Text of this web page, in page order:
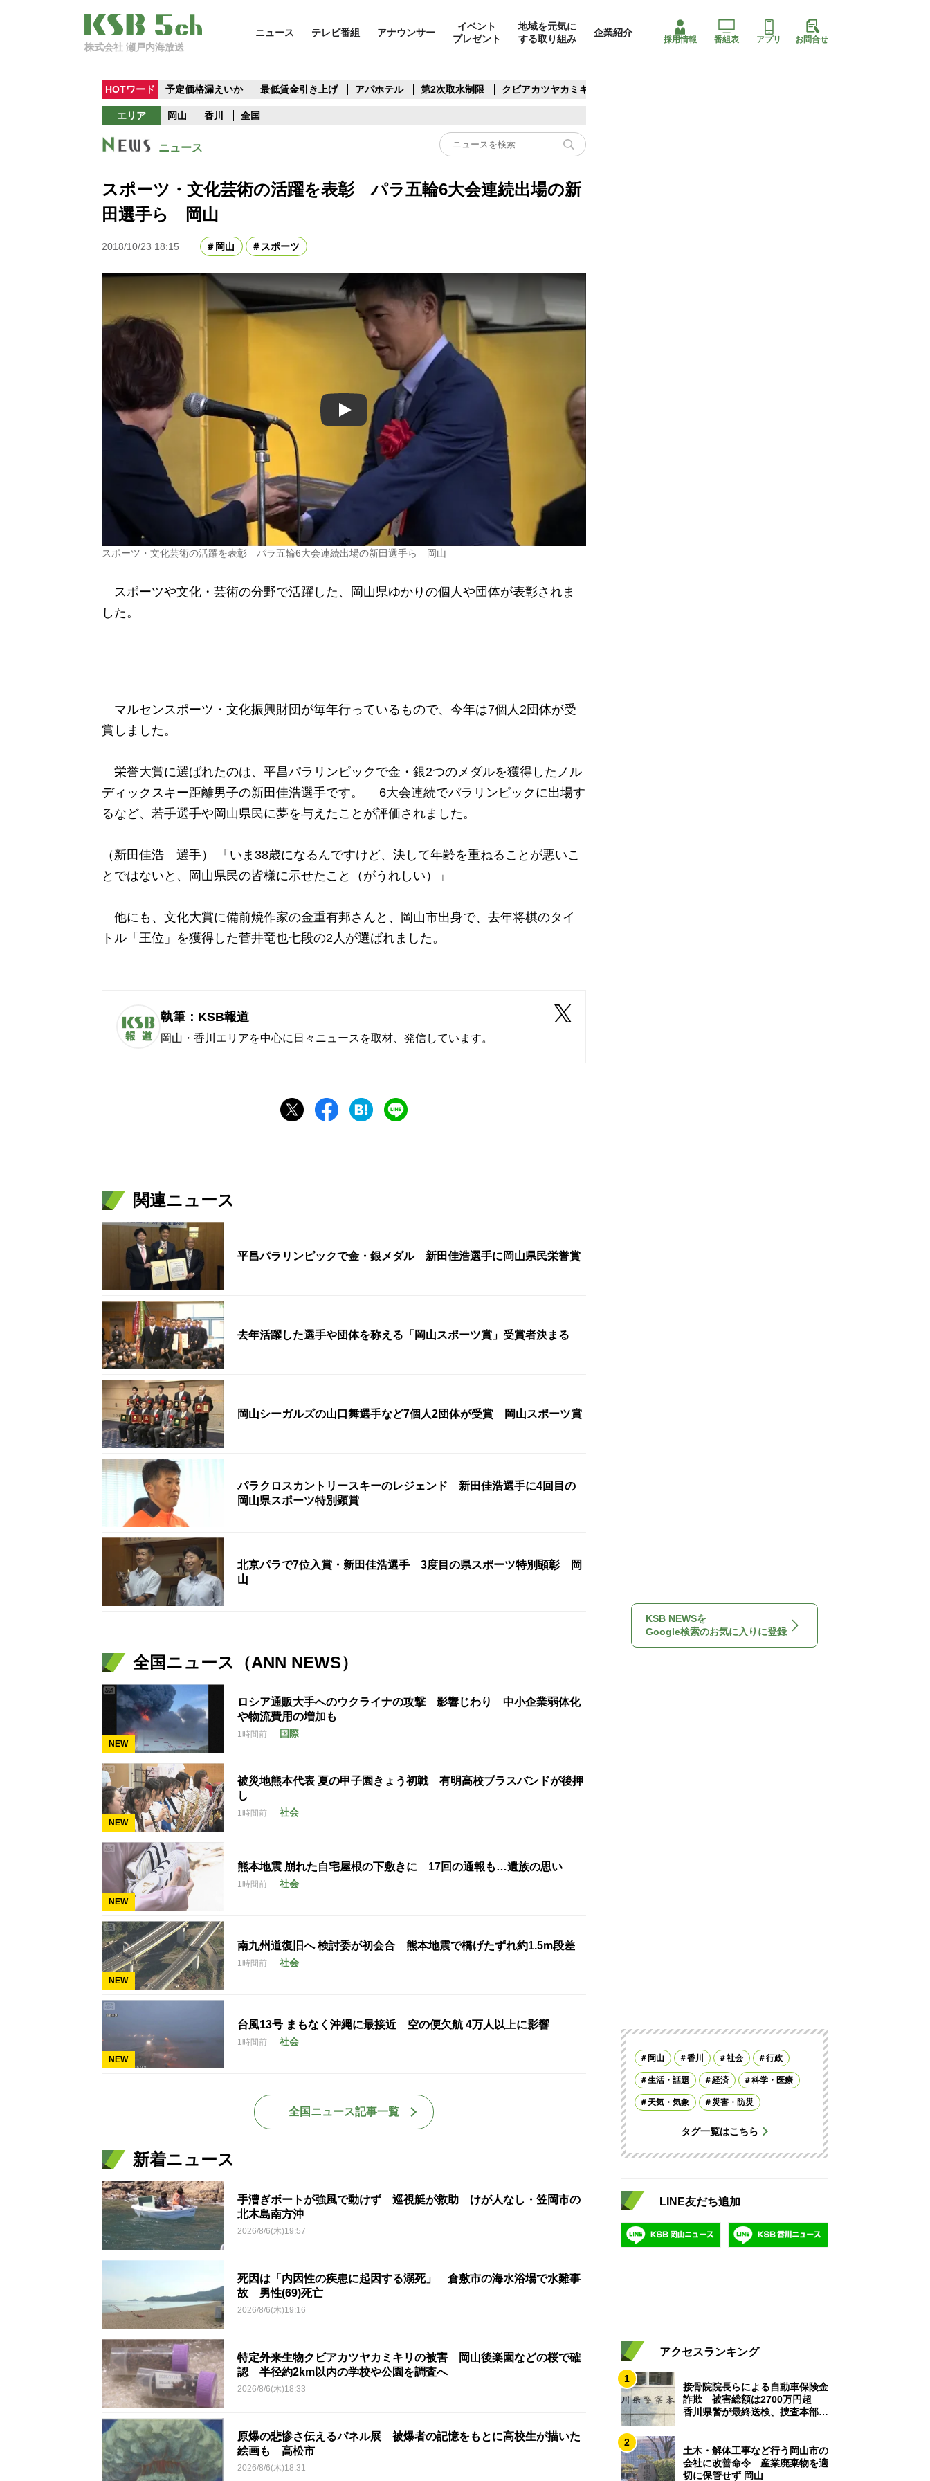
株式会社 瀬戸内海放送
ニュース テレビ番組 アナウンサー
イベント
プレゼント
地域を元気に
する取り組み
企業紹介
採用情報 番組表 アプリ お問合せ
HOTワード 予定価格漏えいか 最低賃金引き上げ アパホテル 第2次取水制限 クビアカツヤカミキリ
エリア 岡山 香川 全国
ニュース
スポーツ・文化芸術の活躍を表彰 パラ五輪6大会連続出場の新
田選手ら 岡山
2018/10/23 18:15 岡山 スポーツ
Play
スポーツ・文化芸術の活躍を表彰 パラ五輪6大会連続出場の新田選手ら 岡山
スポーツや文化・芸術の分野で活躍した、岡山県ゆかりの個人や団体が表彰されま
した。
マルセンスポーツ・文化振興財団が毎年行っているもので、今年は7個人2団体が受
賞しました。
栄誉大賞に選ばれたのは、平昌パラリンピックで金・銀2つのメダルを獲得したノル
ディックスキー距離男子の新田佳浩選手です。 6大会連続でパラリンピックに出場す
るなど、若手選手や岡山県民に夢を与えたことが評価されました。
（新田佳浩 選手） 「いま38歳になるんですけど、決して年齢を重ねることが悪いこ
とではないと、岡山県民の皆様に示せたこと（がうれしい）」
他にも、文化大賞に備前焼作家の金重有邦さんと、岡山市出身で、去年将棋のタイ
トル「王位」を獲得した菅井竜也七段の2人が選ばれました。
執筆：KSB報道
岡山・香川エリアを中心に日々ニュースを取材、発信しています。
関連ニュース
平昌パラリンピックで金・銀メダル 新田佳浩選手に岡山県民栄誉賞
去年活躍した選手や団体を称える「岡山スポーツ賞」受賞者決まる
岡山シーガルズの山口舞選手など7個人2団体が受賞 岡山スポーツ賞
パラクロスカントリースキーのレジェンド 新田佳浩選手に4回目の
岡山県スポーツ特別顕賞
北京パラで7位入賞・新田佳浩選手 3度目の県スポーツ特別顕彰 岡
山
全国ニュース（ANN NEWS）
NEW
ロシア通販大手へのウクライナの攻撃 影響じわり 中小企業弱体化
や物流費用の増加も
1時間前 国際
NEW
被災地熊本代表 夏の甲子園きょう初戦 有明高校ブラスバンドが後押
し
1時間前 社会
NEW
熊本地震 崩れた自宅屋根の下敷きに 17回の通報も…遺族の思い
1時間前 社会
NEW
南九州道復旧へ 検討委が初会合 熊本地震で橋げたずれ約1.5m段差
1時間前 社会
NEW
台風13号 まもなく沖縄に最接近 空の便欠航 4万人以上に影響
1時間前 社会
全国ニュース記事一覧
新着ニュース
手漕ぎボートが強風で動けず 巡視艇が救助 けが人なし・笠岡市の
北木島南方沖
2026/8/6(木)19:57
死因は「内因性の疾患に起因する溺死」 倉敷市の海水浴場で水難事
故 男性(69)死亡
2026/8/6(木)19:16
特定外来生物クビアカツヤカミキリの被害 岡山後楽園などの桜で確
認 半径約2km以内の学校や公園を調査へ
2026/8/6(木)18:33
原爆の悲惨さ伝えるパネル展 被爆者の記憶をもとに高校生が描いた
絵画も 高松市
2026/8/6(木)18:31
KSB NEWSを
Google検索のお気に入りに登録
岡山 香川 社会 行政
生活・話題 経済 科学・医療
天気・気象 災害・防災
タグ一覧はこちら
LINE友だち追加
アクセスランキング
1
接骨院院長らによる自動車保険金
詐欺 被害総額は2700万円超
香川県警が最終送検、捜査本部解
2
土木・解体工事など行う岡山市の
会社に改善命令 産業廃棄物を適
切に保管せず 岡山